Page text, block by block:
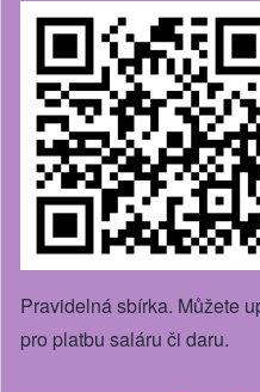
Pravidelná sbírka. Můžete
pro platbu saláru či daru.